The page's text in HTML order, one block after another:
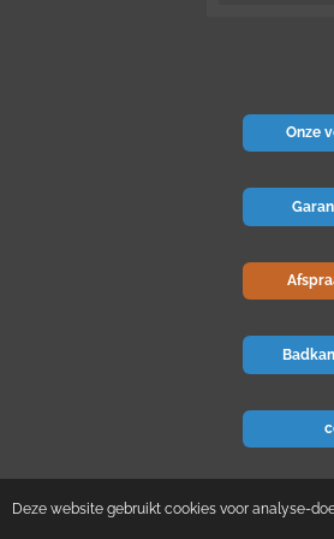
Deze website gebruikt cookies voor analyse-
Onze